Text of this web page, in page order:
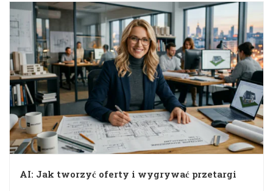
AI: Jak tworzyć oferty i wygrywać przetargi